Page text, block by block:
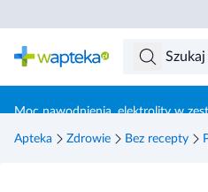
Moc nawodnienia, elektrolity w
Apteka Zdrowie Bez recepty